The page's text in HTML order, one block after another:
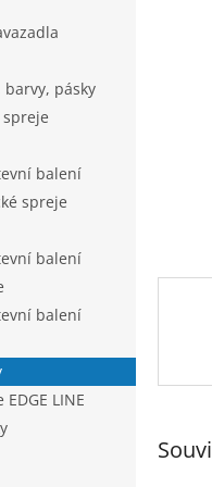
barvy, pásky
spreje
balení
spreje
balení
balení
LINE